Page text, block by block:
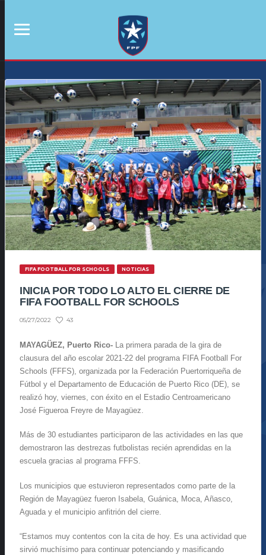
FIFA FOOTBALL FOR SCHOOLS NOTICIAS
INICIA POR TODO LO ALTO EL CIERRE DE
FIFA FOOTBALL FOR SCHOOLS
05/27/2022 43
MAYAGÜEZ, Puerto Rico- La primera parada de la gira de
clausura del año escolar 2021-22 del programa FIFA Football For
Schools (FFFS), organizada por la Federación Puertorriqueña de
Fútbol y el Departamento de Educación de Puerto Rico (DE), se
realizó hoy, viernes, con éxito en el Estadio Centroamericano
José Figueroa Freyre de Mayagüez.
Más de 30 estudiantes participaron de las actividades en las que
demostraron las destrezas futbolistas recién aprendidas en la
escuela gracias al programa FFFS.
Los municipios que estuvieron representados como parte de la
Región de Mayagüez fueron Isabela, Guánica, Moca, Añasco,
Aguada y el municipio anfitrión del cierre.
“Estamos muy contentos con la cita de hoy. Es una actividad que
sirvió muchísimo para continuar potenciando y masificando